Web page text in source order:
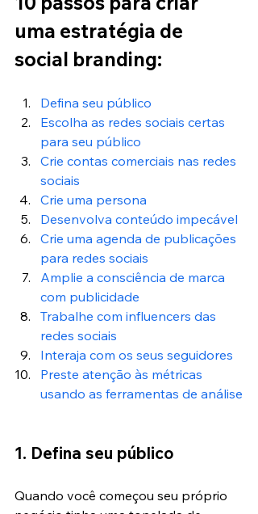
uma estratégia de
social branding:
Defina seu público
Escolha as redes sociais certas
para seu público
Crie contas comerciais nas redes
sociais
Crie uma persona
Desenvolva conteúdo impecável
Crie uma agenda de publicações
para redes sociais
Amplie a consciência de marca
com publicidade
Trabalhe com influencers das
redes sociais
Interaja com os seus seguidores
Preste atenção às métricas
usando as ferramentas de análise
1. Defina seu público
Quando você começou seu próprio